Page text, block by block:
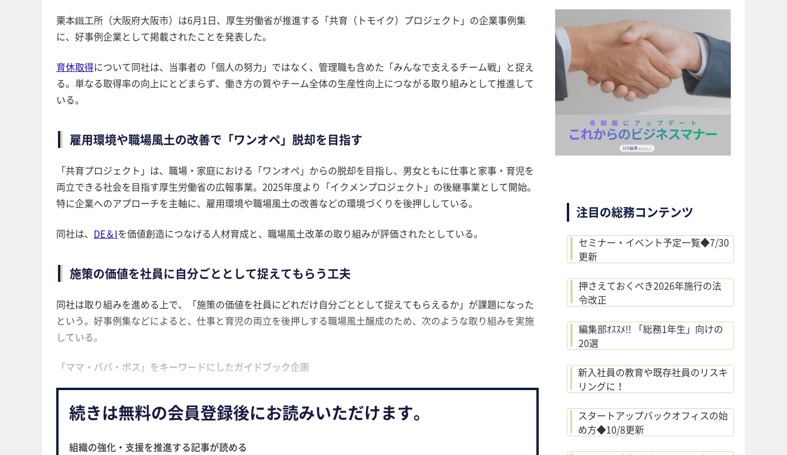
注目の総務コンテンツ
セミナー・イベント予定一覧◆7/30
更新
押さえておくべき2026年施行の法
令改正
編集部ｵｽｽﾒ!! 「総務1年生」向けの
20選
新入社員の教育や既存社員のリスキ
リングに！
スタートアップバックオフィスの始
め方◆10/8更新
栗本鐵工所（大阪府大阪市）は6月1日、厚生労働省が推進する「共育（トモイク）プロジェクト」の企業事例集
に、好事例企業として掲載されたことを発表した。
育休取得について同社は、当事者の「個人の努力」ではなく、管理職も含めた「みんなで支えるチーム戦」と捉え
る。単なる取得率の向上にとどまらず、働き方の質やチーム全体の生産性向上につながる取り組みとして推進して
いる。
雇用環境や職場風土の改善で「ワンオペ」脱却を目指す
「共育プロジェクト」は、職場・家庭における「ワンオペ」からの脱却を目指し、男女ともに仕事と家事・育児を
両立できる社会を目指す厚生労働省の広報事業。2025年度より「イクメンプロジェクト」の後継事業として開始。
特に企業へのアプローチを主軸に、雇用環境や職場風土の改善などの環境づくりを後押ししている。
同社は、 DE＆Iを価値創造につなげる人材育成と、職場風土改革の取り組みが評価されたとしている。
施策の価値を社員に自分ごととして捉えてもらう工夫
同社は取り組みを進める上で、「施策の価値を社員にどれだけ自分ごととして捉えてもらえるか」が課題になった
という。好事例集などによると、仕事と育児の両立を後押しする職場風土醸成のため、次のような取り組みを実施
している。
「ママ・パパ・ボス」をキーワードにしたガイドブック企画
続きは無料の会員登録後にお読みいただけます。
組織の強化・支援を推進する記事が読める